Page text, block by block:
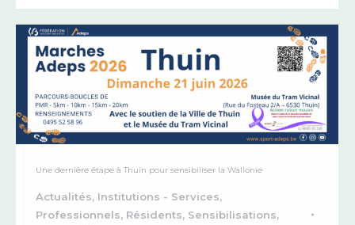
Une dernière étape à Thuin pour sensibiliser la Wallonie
Actualités, Institutions - Services,
Professionnels, Résidents, Sensibilisations,